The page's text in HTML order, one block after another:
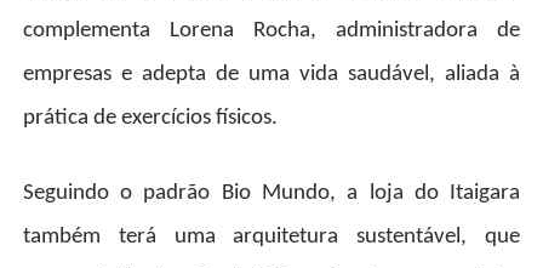
complementa Lorena Rocha, administradora de
empresas e adepta de uma vida saudável, aliada à
prática de exercícios físicos.
Seguindo o padrão Bio Mundo, a loja do Itaigara
também terá uma arquitetura sustentável, que